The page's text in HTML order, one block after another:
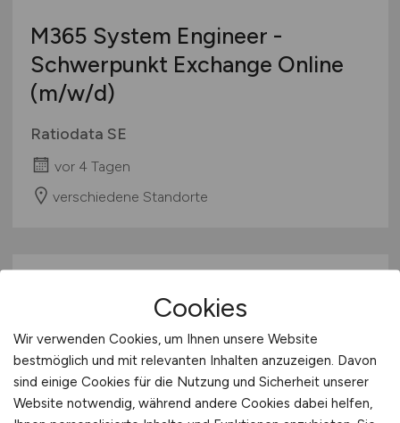
M365 System Engineer -
Schwerpunkt Exchange Online
(m/w/d)
Ratiodata SE
vor 4 Tagen
verschiedene Standorte
Produktionsplaner(m/w/d)
Cookies
Wir verwenden Cookies, um Ihnen unsere Website
bestmöglich und mit relevanten Inhalten anzuzeigen. Davon
sind einige Cookies für die Nutzung und Sicherheit unserer
Website notwendig, während andere Cookies dabei helfen,